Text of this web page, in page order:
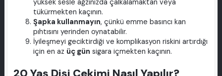
yüksek sesle ağzınızda çalkalamaktan veya
tükürmekten kaçının.
Şapka kullanmayın, çünkü emme basıncı kan
pıhtısını yerinden oynatabilir.
İyileşmeyi geciktirdiği ve komplikasyon riskini artırdığı
için en az üç gün sigara içmekten kaçının.
20 Yaş Dişi Çekimi Nasıl Yapılır?